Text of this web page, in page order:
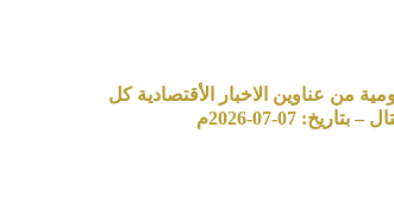
من عناوين الاخبار الأقتصادية كل
07-07-2026م